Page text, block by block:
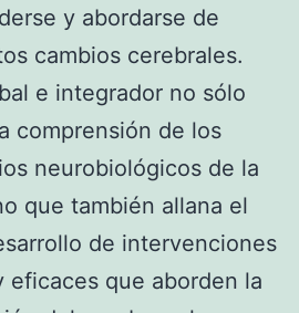
y abordarse de
cambios cerebrales.
e integrador no sólo
comprensión de los
neurobiológicos de la
que también allana el
de intervenciones
eficaces que aborden la